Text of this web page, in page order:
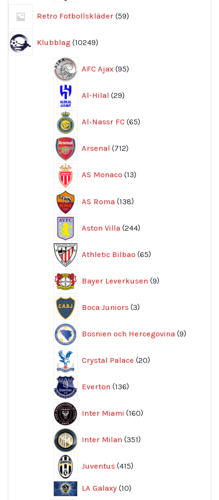
Retro Fotbollskläder 59
produkter
Klubblag 10249
produkter
AFC Ajax 95
produkter
Al-Hilal 29
produkter
Al-Nassr FC 65
produkter
Arsenal 712
produkter
AS Monaco 13
produkter
AS Roma 138
produkter
Aston Villa 244
produkter
Athletic Bilbao 65
produkter
Bayer Leverkusen 9
produkter
Boca Juniors 3
produkter
Bosnien och Hercegovina 9
produkter
Crystal Palace 20
produkter
Everton 136
produkter
Inter Miami 160
produkter
Inter Milan 351
produkter
Juventus 415
produkter
LA Galaxy 1010